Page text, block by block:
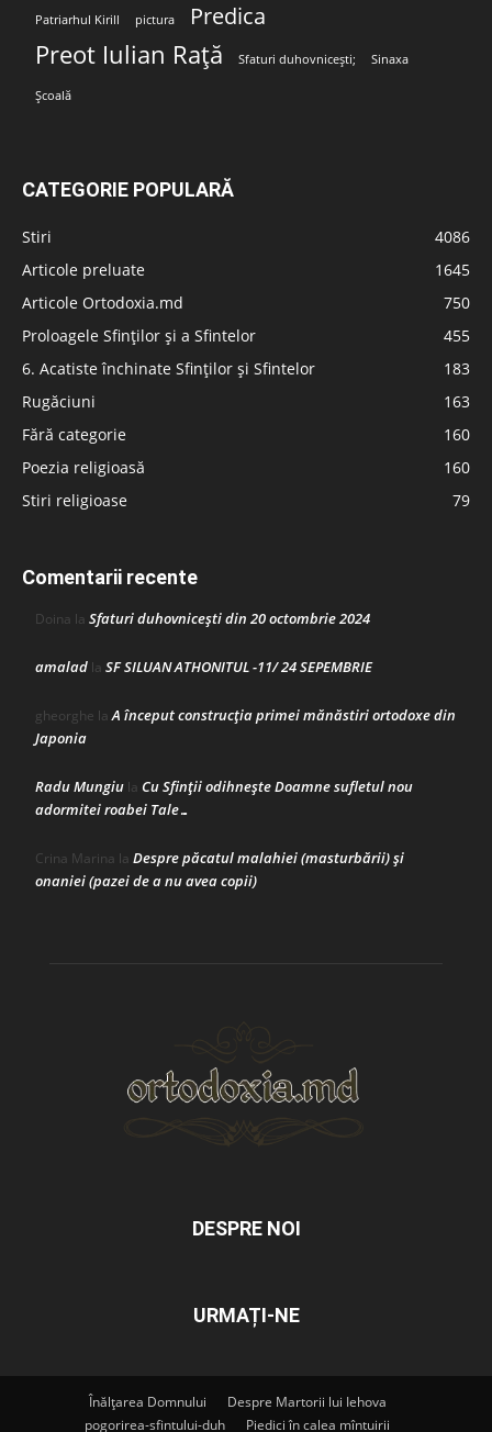
Patriarhul Kirill pictura Predica
Preot Iulian Rață Sfaturi duhovnicești; Sinaxa
Școală
CATEGORIE POPULARĂ
Stiri
4086
Articole preluate
1645
Articole Ortodoxia.md
750
Proloagele Sfinților și a Sfintelor
455
6. Acatiste închinate Sfinților și Sfintelor
183
Rugăciuni
163
Fără categorie
160
Poezia religioasă
160
Stiri religioase
79
Comentarii recente
Doina la Sfaturi duhovnicești din 20 octombrie 2024
amalad la SF SILUAN ATHONITUL -11/ 24 SEPEMBRIE
gheorghe laA început construcţia primei mănăstiri ortodoxe din
Japonia
Radu Mungiu la Cu Sfinții odihnește Doamne sufletul nou
adormitei roabei Tale…
Crina Marina la Despre păcatul malahiei (masturbării) şi
onaniei (pazei de a nu avea copii)
DESPRE NOI
URMAȚI-NE
Înălțarea Domnului
Despre Martorii lui Iehova
pogorirea-sfintului-duh
Piedici în calea mîntuirii